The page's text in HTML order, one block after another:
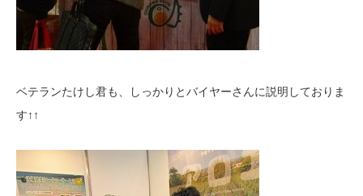
ベテランたけし君も、しっかりとバイヤーさんに説明しておりま
す↑↑